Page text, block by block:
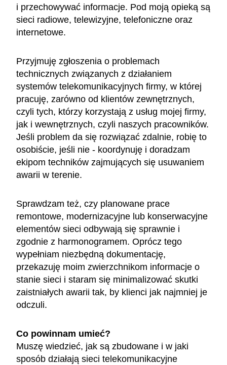
i przechowywać informacje. Pod moją opieką są
sieci radiowe, telewizyjne, telefoniczne oraz
internetowe.
Przyjmuję zgłoszenia o problemach
technicznych związanych z działaniem
systemów telekomunikacyjnych firmy, w której
pracuję, zarówno od klientów zewnętrznych,
czyli tych, którzy korzystają z usług mojej firmy,
jak i wewnętrznych, czyli naszych pracowników.
Jeśli problem da się rozwiązać zdalnie, robię to
osobiście, jeśli nie - koordynuję i doradzam
ekipom techników zajmujących się usuwaniem
awarii w terenie.
Sprawdzam też, czy planowane prace
remontowe, modernizacyjne lub konserwacyjne
elementów sieci odbywają się sprawnie i
zgodnie z harmonogramem. Oprócz tego
wypełniam niezbędną dokumentację,
przekazuję moim zwierzchnikom informacje o
stanie sieci i staram się minimalizować skutki
zaistniałych awarii tak, by klienci jak najmniej je
odczuli.
Co powinnam umieć?
Muszę wiedzieć, jak są zbudowane i w jaki
sposób działają sieci telekomunikacyjne